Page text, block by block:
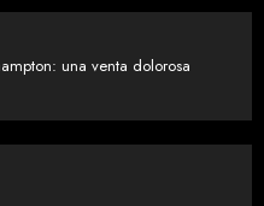
una venta dolorosa